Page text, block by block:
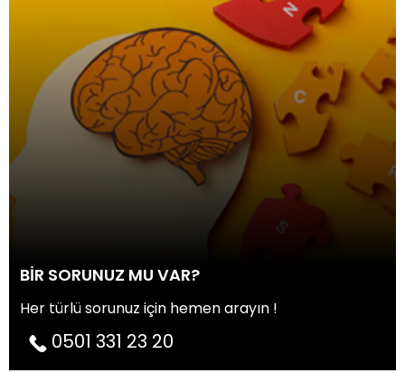
BİR SORUNUZ MU VAR?
Her türlü sorunuz için hemen arayın !
0501 331 23 20